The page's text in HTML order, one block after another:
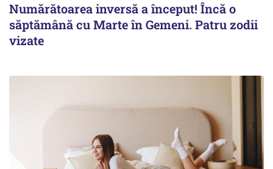
Numărătoarea inversă a început! Încă o
săptămână cu Marte în Gemeni. Patru zodii
vizate